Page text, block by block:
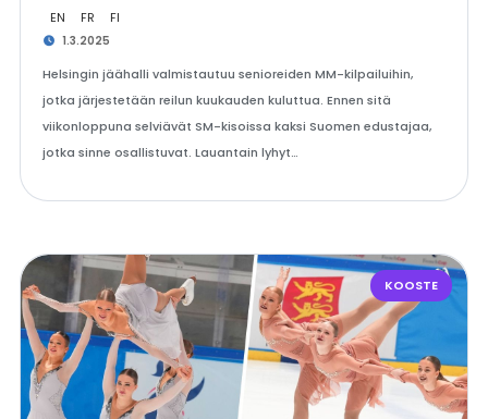
EN FR FI
1.3.2025
Helsingin jäähalli valmistautuu senioreiden MM-kilpailuihin,
jotka järjestetään reilun kuukauden kuluttua. Ennen sitä
viikonloppuna selviävät SM-kisoissa kaksi Suomen edustajaa,
jotka sinne osallistuvat. Lauantain lyhyt…
KOOSTE